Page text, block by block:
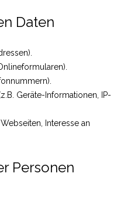
Daten
Geräte-Informationen, IP-
Interesse an
Personen